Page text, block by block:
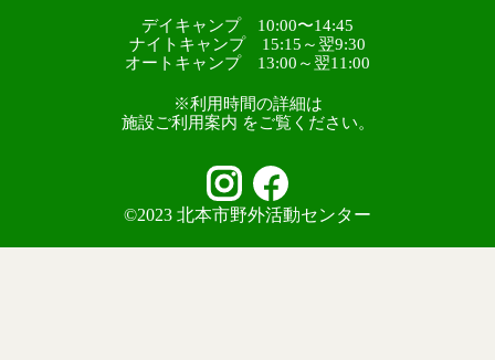
デイキャンプ 10:00〜14:45
ナイトキャンプ 15:15～翌9:30
オートキャンプ 13:00～翌11:00
※利用時間の詳細は
施設ご利用案内 をご覧ください。
©2023 北本市野外活動センター